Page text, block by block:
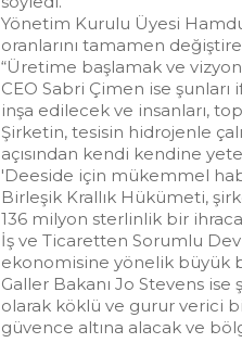
Yönetim Kurulu Üyesi
oranlarını tamamen
“Üretime başlamak ve
CEO Sabri Çimen ise
inşa edilecek ve insanları,
Şirketin, tesisin hidrojenle
açısından kendi kendine
'Deeside için mükemmel
Birleşik Krallık Hükümeti,
136 milyon sterlinlik bir
İş ve Ticaretten Sorumlu
ekonomisine yönelik büyük
Galler Bakanı Jo Stevens
olarak köklü ve gurur verici
güvence altına alacak ve